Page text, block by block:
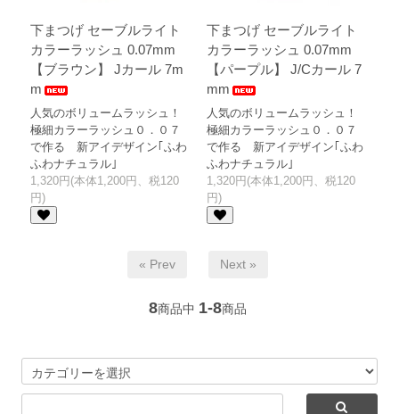
下まつげ セーブルライト
カラーラッシュ 0.07mm
【ブラウン】 Jカール 7m
m
人気のボリュームラッシュ！
極細カラーラッシュ０．０７
で作る 新アイデザイン｢ふわ
ふわナチュラル｣
1,320円(本体1,200円、税120
円)
下まつげ セーブルライト
カラーラッシュ 0.07mm
【パープル】 J/Cカール 7
mm
人気のボリュームラッシュ！
極細カラーラッシュ０．０７
で作る 新アイデザイン｢ふわ
ふわナチュラル｣
1,320円(本体1,200円、税120
円)
« Prev Next »
8商品中 1-8商品